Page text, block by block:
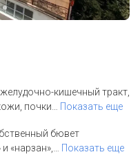
кишечный тракт,
почки
Показать еще
бювет
«нарзан»,
Показать еще